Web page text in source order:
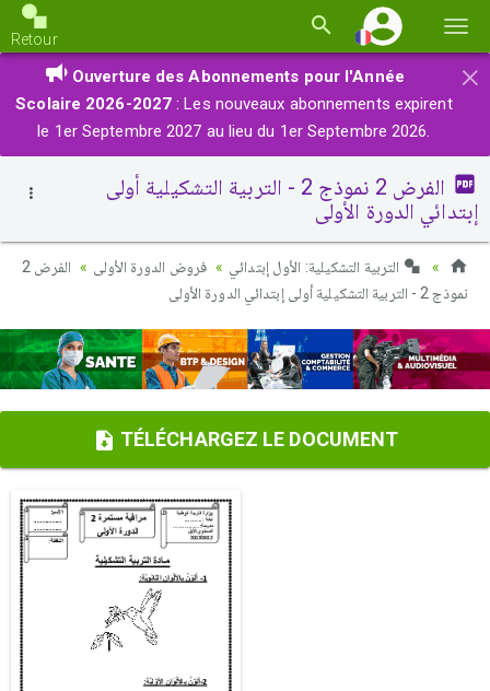
la
Retour
×
Ouverture des Abonnements pour l'Année
Scolaire 2026-2027 : Les nouveaux abonnements expirent
le 1er Septembre 2027 au lieu du 1er Septembre 2026.
الفرض 2 نموذج 2 - التربية التشكيلية أولى
إبتدائي الدورة الأولى
التربية التشكيلية: الأول إبتدائي فروض الدورة الأولى
الفرض 2
نموذج 2 - التربية التشكيلية أولى إبتدائي الدورة الأولى
TÉLÉCHARGEZ LE DOCUMENT